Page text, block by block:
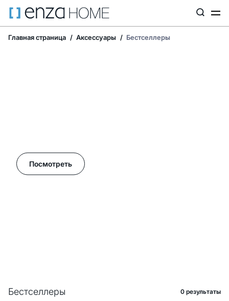
Главная страница Аксессуары Бестселлеры
Посмотреть
Бестселлеры 0 pезультаты